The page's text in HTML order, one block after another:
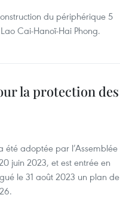
du périphérique 5
Cai-Hanoï-Hai Phong.
la protection des
été adoptée par l’Assemblée
juin 2023, et est entrée en
le 31 août 2023 un plan de